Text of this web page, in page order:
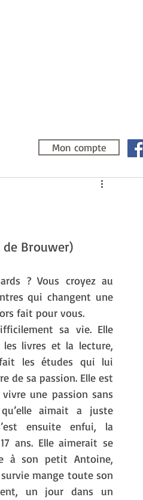
Mon compte
Brouwer)
? Vous croyez au
qui changent une
fait pour vous.
sa vie. Elle
livres et la lecture,
les études qui lui
de sa passion. Elle est
une passion sans
aimait a juste
ensuite enfui, la
ans. Elle aimerait se
à son petit Antoine,
mange toute son
un jour dans un